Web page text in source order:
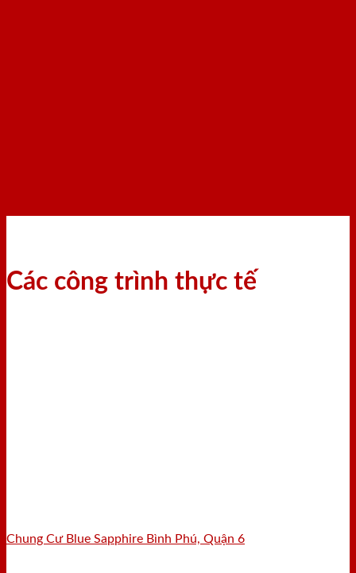
Các công trình thực tế
Chung Cư Blue Sapphire Bình Phú, Quận 6